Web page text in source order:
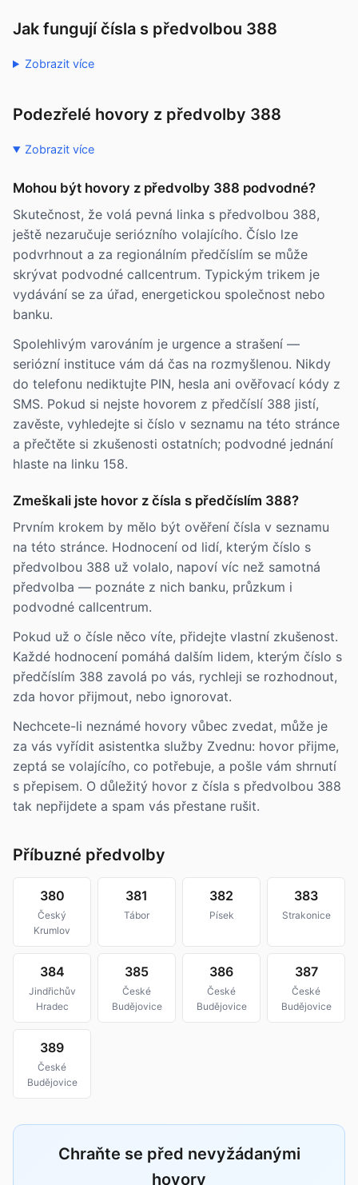
Jak fungují čísla s předvolbou 388
Zobrazit více
Podezřelé hovory z předvolby 388
Zobrazit více
Mohou být hovory z předvolby 388 podvodné?
Skutečnost, že volá pevná linka s předvolbou 388,
ještě nezaručuje seriózního volajícího. Číslo lze
podvrhnout a za regionálním předčíslím se může
skrývat podvodné callcentrum. Typickým trikem je
vydávání se za úřad, energetickou společnost nebo
banku.
Spolehlivým varováním je urgence a strašení —
seriózní instituce vám dá čas na rozmyšlenou. Nikdy
do telefonu nediktujte PIN, hesla ani ověřovací kódy z
SMS. Pokud si nejste hovorem z předčíslí 388 jistí,
zavěste, vyhledejte si číslo v seznamu na této stránce
a přečtěte si zkušenosti ostatních; podvodné jednání
hlaste na linku 158.
Zmeškali jste hovor z čísla s předčíslím 388?
Prvním krokem by mělo být ověření čísla v seznamu
na této stránce. Hodnocení od lidí, kterým číslo s
předvolbou 388 už volalo, napoví víc než samotná
předvolba — poznáte z nich banku, průzkum i
podvodné callcentrum.
Pokud už o čísle něco víte, přidejte vlastní zkušenost.
Každé hodnocení pomáhá dalším lidem, kterým číslo s
předčíslím 388 zavolá po vás, rychleji se rozhodnout,
zda hovor přijmout, nebo ignorovat.
Nechcete-li neznámé hovory vůbec zvedat, může je
za vás vyřídit asistentka služby Zvednu: hovor přijme,
zeptá se volajícího, co potřebuje, a pošle vám shrnutí
s přepisem. O důležitý hovor z čísla s předvolbou 388
tak nepřijdete a spam vás přestane rušit.
Příbuzné předvolby
380
Český
Krumlov
381
Tábor
382
Písek
383
Strakonice
384
Jindřichův
Hradec
385
České
Budějovice
386
České
Budějovice
387
České
Budějovice
389
České
Budějovice
Chraňte se před nevyžádanými
hovory